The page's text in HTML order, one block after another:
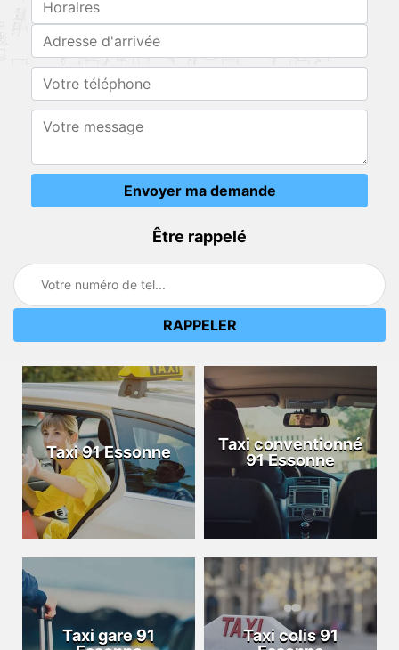
Être rappelé
Taxi 91 Essonne
Taxi conventionné
91 Essonne
Taxi gare 91
Taxi colis 91